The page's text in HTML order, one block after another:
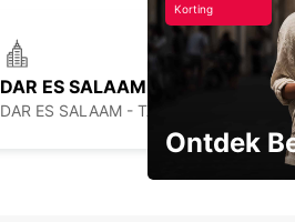
DAR ES SALAAM AIRPORT
DAR ES SALAAM - TANZANIA
Korting
Ontdek